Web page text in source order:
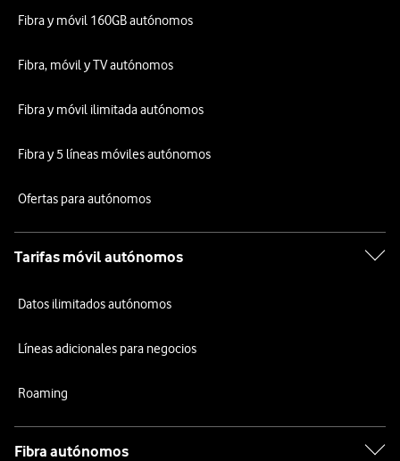
Fibra y móvil 160GB autónomos
Fibra, móvil y TV autónomos
Fibra y móvil ilimitada autónomos
Fibra y 5 líneas móviles autónomos
Ofertas para autónomos
Tarifas móvil autónomos
Datos ilimitados autónomos
Líneas adicionales para negocios
Roaming
Fibra autónomos